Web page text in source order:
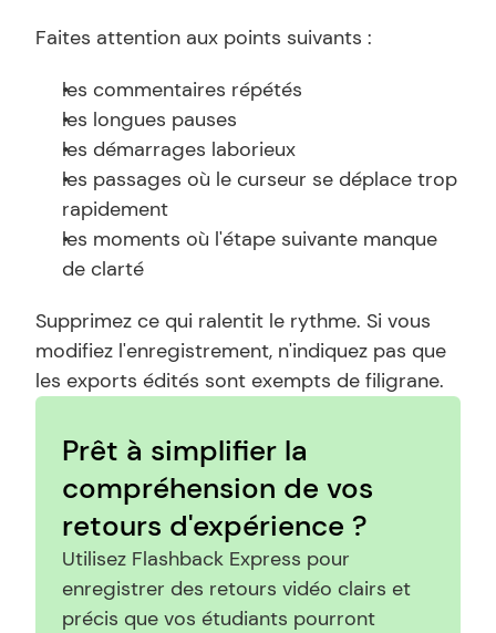
Faites attention aux points suivants :
les commentaires répétés
les longues pauses
les démarrages laborieux
les passages où le curseur se déplace trop
rapidement
les moments où l'étape suivante manque
de clarté
Supprimez ce qui ralentit le rythme. Si vous
modifiez l'enregistrement, n'indiquez pas que
les exports édités sont exempts de filigrane.
Prêt à simplifier la
compréhension de vos
retours d'expérience ?
Utilisez Flashback Express pour
enregistrer des retours vidéo clairs et
précis que vos étudiants pourront